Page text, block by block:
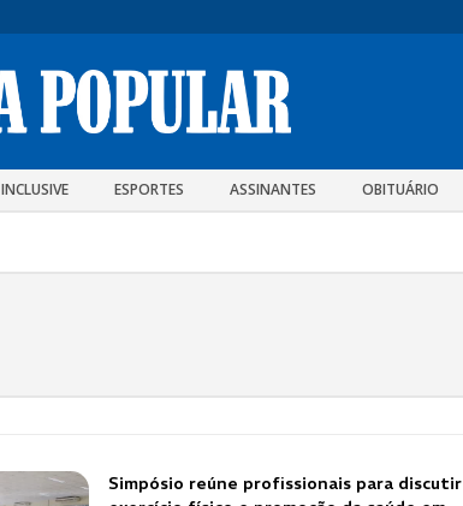
INCLUSIVE ESPORTES ASSINANTES OBITUÁRIO
Simpósio reúne profissionais para discutir